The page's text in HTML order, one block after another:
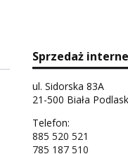
Sprzedaż
ul. Sidorska 83A
21-500 Biała
Telefon:
885 520 521
785 187 510